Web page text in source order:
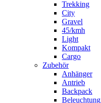
Trekking
City
Gravel
45/kmh
Light
Kompakt
Cargo
Zubehör
Anhänger
Antrieb
Backpack
Beleuchtung